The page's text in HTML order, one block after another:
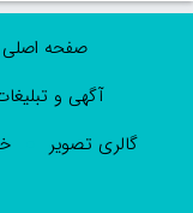
صفحه اصلی
آگهی و
گالری تصویر